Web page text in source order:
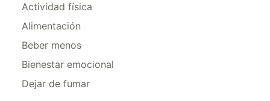
Actividad física
Alimentación
Beber menos
Bienestar emocional
Dejar de fumar